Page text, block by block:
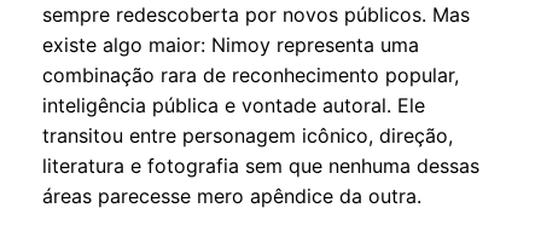
sempre redescoberta por novos públicos. Mas
existe algo maior: Nimoy representa uma
combinação rara de reconhecimento popular,
inteligência pública e vontade autoral. Ele
transitou entre personagem icônico, direção,
literatura e fotografia sem que nenhuma dessas
áreas parecesse mero apêndice da outra.